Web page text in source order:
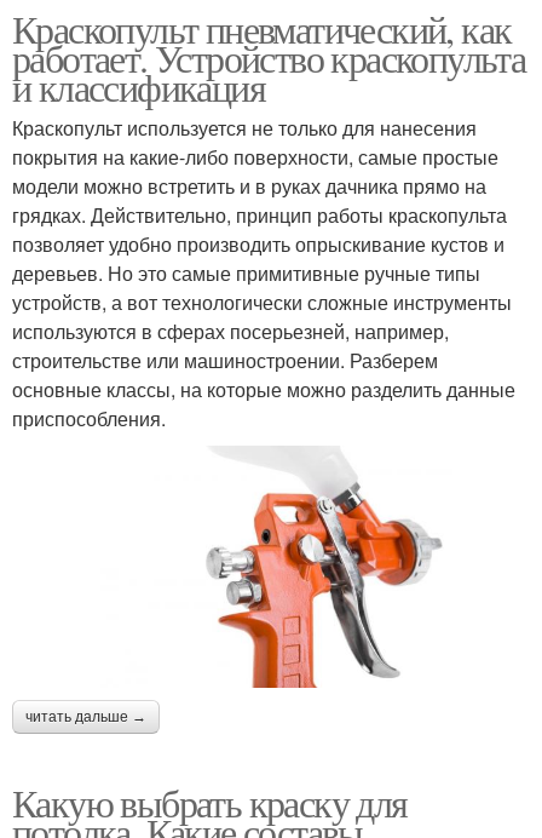
Краскопульт пневматический, как
работает. Устройство краскопульта
и классификация
Краскопульт используется не только для нанесения
покрытия на какие-либо поверхности, самые простые
модели можно встретить и в руках дачника прямо на
грядках. Действительно, принцип работы краскопульта
позволяет удобно производить опрыскивание кустов и
деревьев. Но это самые примитивные ручные типы
устройств, а вот технологически сложные инструменты
используются в сферах посерьезней, например,
строительстве или машиностроении. Разберем
основные классы, на которые можно разделить данные
приспособления.
читать дальше →
Какую выбрать краску для